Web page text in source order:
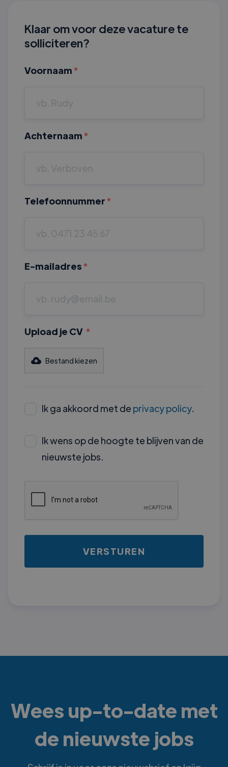
Klaar om voor deze vacature te
solliciteren?
Voornaam *
Achternaam *
Telefoonnummer *
E-mailadres *
Upload je CV *
Bestand kiezen
Ik ga akkoord met de privacy policy.
Ik wens op de hoogte te blijven van de
nieuwste jobs.
Wees up-to-date met
de nieuwste jobs